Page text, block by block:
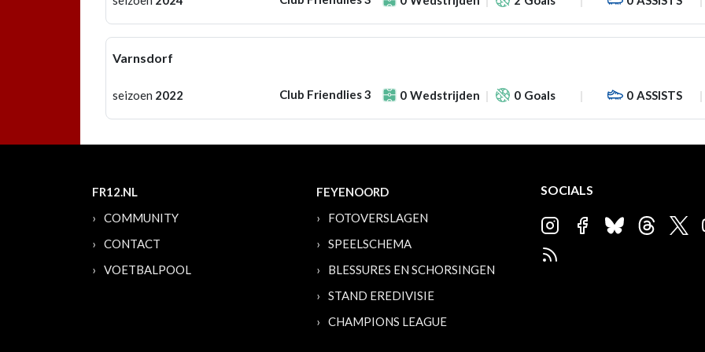
Varnsdorf
seizoen 2022 Club Friendlies 3 0 Wedstrijden 0 Goals 0 ASSISTS
FR12.NL
COMMUNITY
CONTACT
VOETBALPOOL
FEYENOORD
FOTOVERSLAGEN
SPEELSCHEMA
BLESSURES EN SCHORSINGEN
STAND EREDIVISIE
CHAMPIONS LEAGUE
SOCIALS